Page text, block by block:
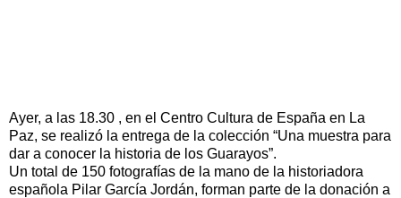
Ayer, a las 18.30 , en el Centro Cultura de España en La
Paz, se realizó la entrega de la colección “Una muestra para
dar a conocer la historia de los Guarayos”.
Un total de 150 fotografías de la mano de la historiadora
española Pilar García Jordán, forman parte de la donación a